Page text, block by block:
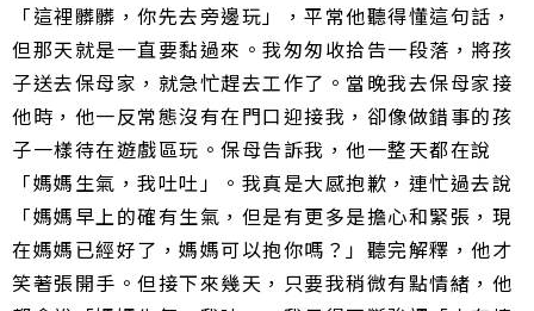
「這裡髒髒，你先去旁邊玩」，平常他聽得懂這句話，
但那天就是一直要黏過來。我匆匆收拾告一段落，將孩
子送去保母家，就急忙趕去工作了。當晚我去保母家接
他時，他一反常態沒有在門口迎接我，卻像做錯事的孩
子一樣待在遊戲區玩。保母告訴我，他一整天都在說
「媽媽生氣，我吐吐」。我真是大感抱歉，連忙過去說
「媽媽早上的確有生氣，但是有更多是擔心和緊張，現
在媽媽已經好了，媽媽可以抱你嗎？」聽完解釋，他才
笑著張開手。但接下來幾天，只要我稍微有點情緒，他